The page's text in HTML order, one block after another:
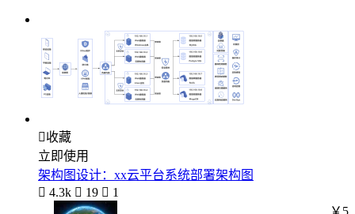
收藏
立即使用
架构图设计：xx云平台系统部署架构图
 4.3k  19  1
￥5